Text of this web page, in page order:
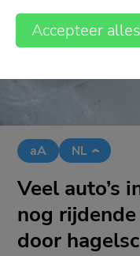
aA NL
Veel auto’s
nog
door
Accepteer